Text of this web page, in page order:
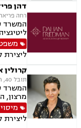
דהן
רחה פריאר 9, באר שבע
המשרד
שכנים,
נדל"ן,
ליצירת
קרולין
תובל 40, רמת-גן
המשרד
מרצון,
ליצירת